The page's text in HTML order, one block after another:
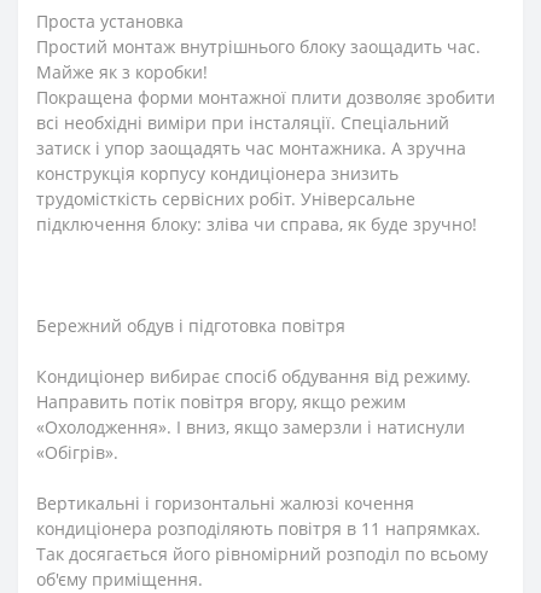
Проста установка
Простий монтаж внутрішнього блоку заощадить час.
Майже як з коробки!
Покращена форми монтажної плити дозволяє зробити
всі необхідні виміри при інсталяції. Спеціальний
затиск і упор заощадять час монтажника. А зручна
конструкція корпусу кондиціонера знизить
трудомісткість сервісних робіт. Універсальне
підключення блоку: зліва чи справа, як буде зручно!
Бережний обдув і підготовка повітря
Кондиціонер вибирає спосіб обдування від режиму.
Направить потік повітря вгору, якщо режим
«Охолодження». І вниз, якщо замерзли і натиснули
«Обігрів».
Вертикальні і горизонтальні жалюзі кочення
кондиціонера розподіляють повітря в 11 напрямках.
Так досягається його рівномірний розподіл по всьому
об'єму приміщення.